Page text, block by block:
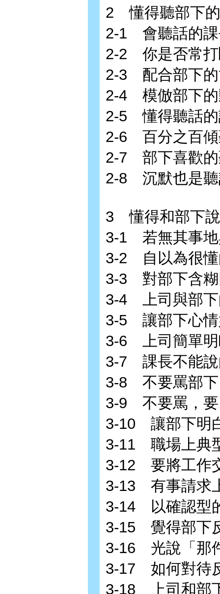
2 懂得聽部下
2-1 會聽話的課
2-2 你是否常打
2-3 配合部下的
2-4 模倣部下的
2-5 懂得聽話的
2-6 百分之百傾
2-7 部下喜歡的
2-8 沉默也是聽
3 懂得和部下
3-1 若無其事地
3-2 自以為很懂
3-3 對部下含糊
3-4 上司與部下
3-5 讓部下心情
3-6 上司簡單明
3-7 課長不能說
3-8 不要罵部下
3-9 不要罵，要
3-10 讓部下明
3-11 職場上典
3-12 要將工作
3-13 有事請求
3-14 以確認型
3-15 覺得部下
3-16 光說「那
3-17 如何對待
3-18 上司和部